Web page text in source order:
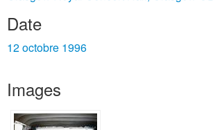
Date
12 octobre 1996
Images